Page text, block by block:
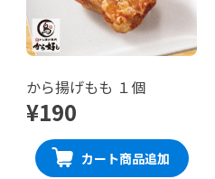
から揚げもも １個
¥190
カート商品追加